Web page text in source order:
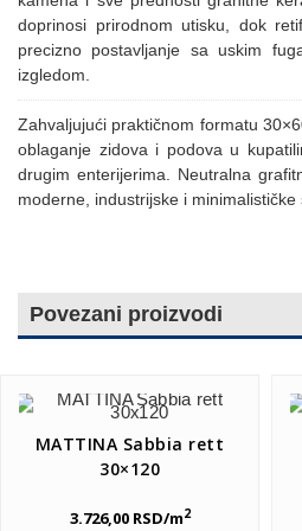
doprinosi prirodnom utisku, dok
precizno postavljanje sa uskim
izgledom.
Zahvaljujući praktičnom formatu
oblaganje zidova i podova u
drugim enterijerima. Neutralna
moderne, industrijske i minimalističke
Povezani proizvodi
MATTINA Sabbia rett
30×120
3.726,00 RSD/m2